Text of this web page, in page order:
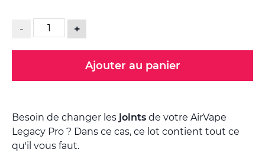
- +
Ajouter au panier
Besoin de changer les joints de votre AirVape
Legacy Pro ? Dans ce cas, ce lot contient tout ce
qu'il vous faut.